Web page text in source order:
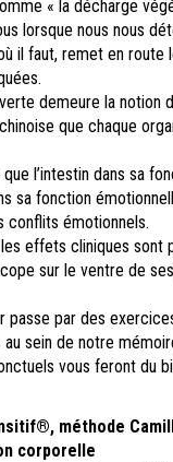
« la décharge
lorsque nous nous
il faut, remet en
demeure la notion
que chaque
que l’intestin dans sa
sa fonction
conflits émotionnels.
effets cliniques sont
sur le ventre de
passe par des
sein de notre
vous feront du
méthode
corporelle